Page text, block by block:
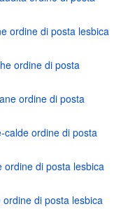
ordine di posta lesbica
ordine di posta
ordine di posta
calde ordine di posta
ordine di posta lesbica
di posta lesbica